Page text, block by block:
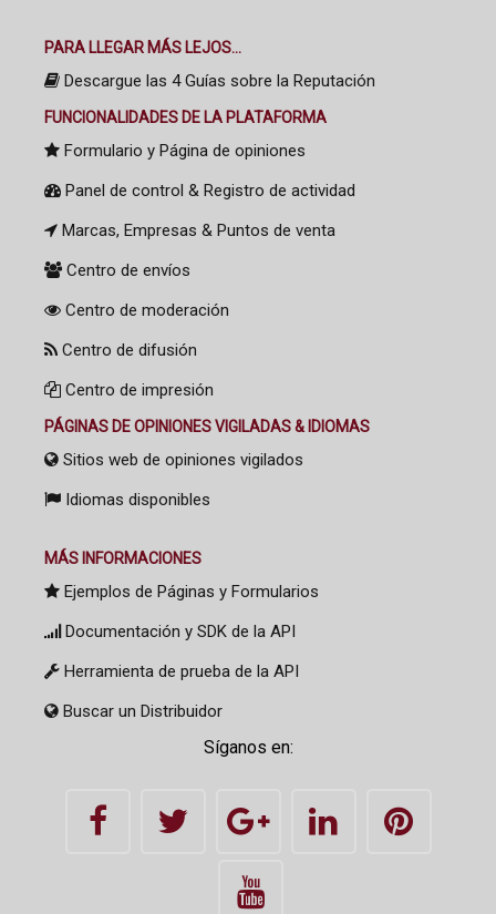
PARA LLEGAR MÁS LEJOS...
Descargue las 4 Guías sobre la Reputación
FUNCIONALIDADES DE LA PLATAFORMA
Formulario y Página de opiniones
Panel de control & Registro de actividad
Marcas, Empresas & Puntos de venta
Centro de envíos
Centro de moderación
Centro de difusión
Centro de impresión
PÁGINAS DE OPINIONES VIGILADAS & IDIOMAS
Sitios web de opiniones vigilados
Idiomas disponibles
MÁS INFORMACIONES
Ejemplos de Páginas y Formularios
Documentación y SDK de la API
Herramienta de prueba de la API
Buscar un Distribuidor
Síganos en: